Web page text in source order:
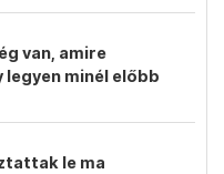
van, amire
minél előbb
le ma